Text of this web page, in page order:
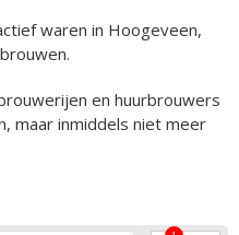
waren in Hoogeveen,
en huurbrouwers
maar inmiddels niet meer